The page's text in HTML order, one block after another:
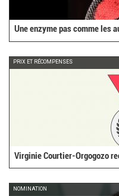
Une enzyme pas comme les
PRIX ET RÉCOMPENSES
Virginie Courtier-Orgogozo
NOMINATION